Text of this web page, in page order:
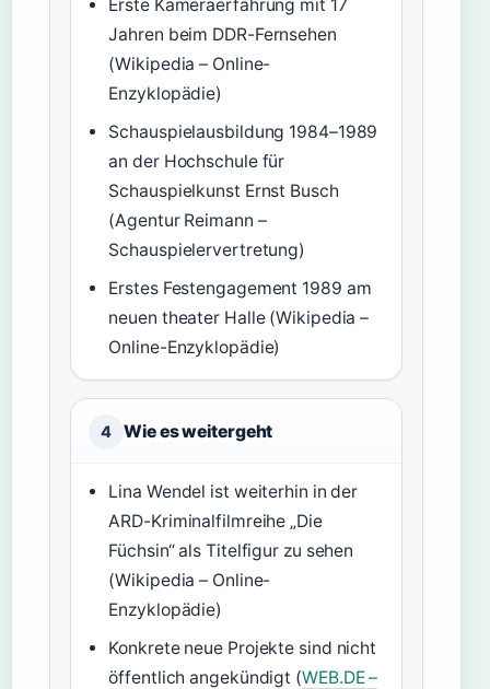
Erste Kameraerfahrung mit 17
Jahren beim DDR-Fernsehen
(Wikipedia – Online-
Enzyklopädie)
Schauspielausbildung 1984–1989
an der Hochschule für
Schauspielkunst Ernst Busch
(Agentur Reimann –
Schauspielervertretung)
Erstes Festengagement 1989 am
neuen theater Halle (Wikipedia –
Online-Enzyklopädie)
4 Wie es weitergeht
Lina Wendel ist weiterhin in der
ARD-Kriminalfilmreihe „Die
Füchsin“ als Titelfigur zu sehen
(Wikipedia – Online-
Enzyklopädie)
Konkrete neue Projekte sind nicht
öffentlich angekündigt (WEB.DE –